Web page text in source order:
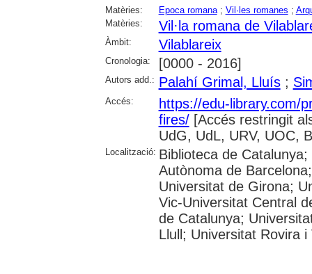
Matèries: Epoca romana; Vil·les romanes ;
Matèries:
Vil·la romana de
Àmbit: Vilablareix
Cronologia: [0000 - 2016]
Autors add.: Palahí Grimal, Lluís;
Accés:
https://edu-library.com/
fires/[Accés restringit
UdG, UdL, URV, UOC,
Localització: Biblioteca de
Autònoma de
Universitat de Girona;
Vic-Universitat Central
de Catalunya;
Llull; Universitat Rovira